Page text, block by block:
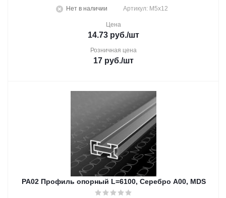
Нет в наличии
Артикул: М5х12
Цена
14.73 руб./шт
Розничная цена
17 руб./шт
PA02 Профиль опорный L=6100, Серебро А00, MDS